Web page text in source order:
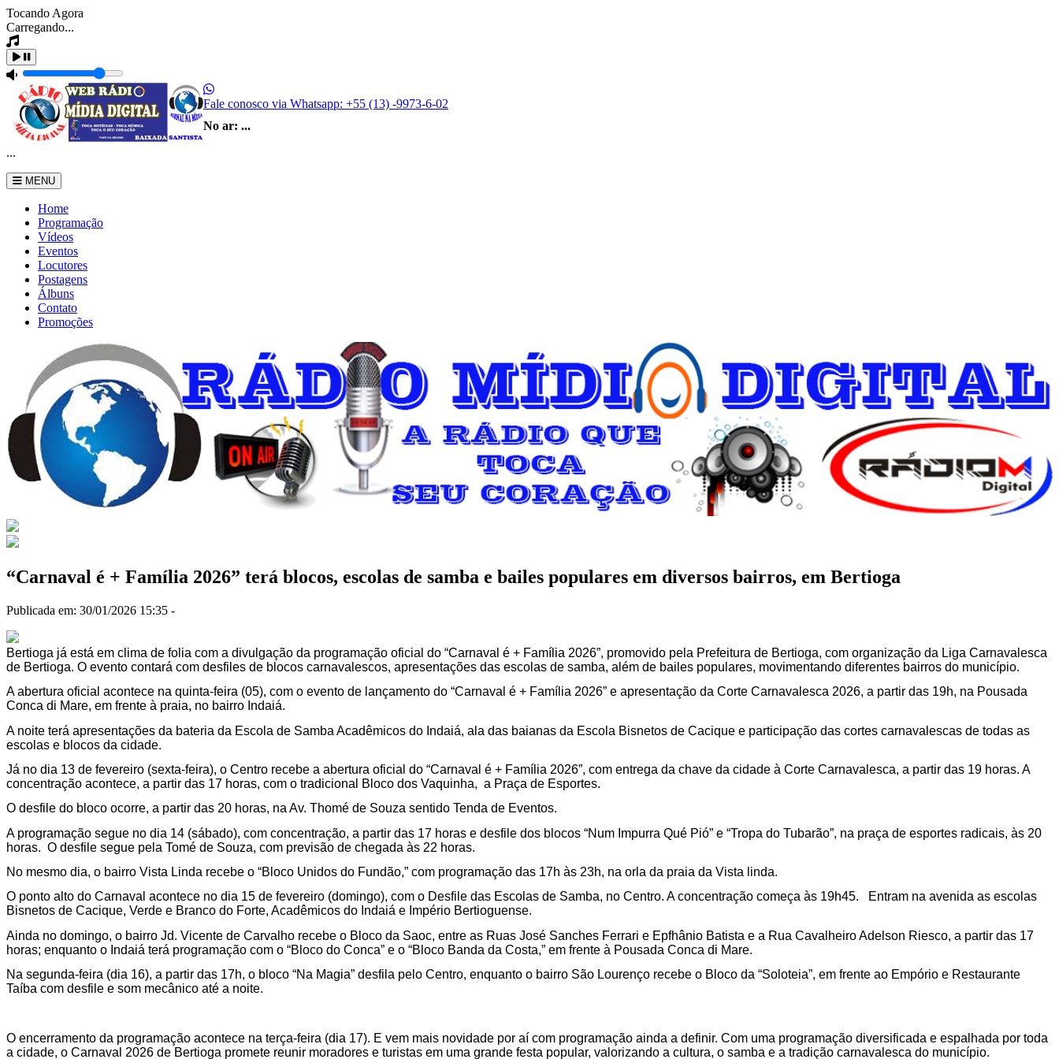
Tocando Agora
Carregando...
Fale conosco via Whatsapp: +55 (13) -9973-6-02
No ar: ...
...
MENU
Home
Programação
Vídeos
Eventos
Locutores
Postagens
Álbuns
Contato
Promoções
“Carnaval é + Família 2026” terá blocos, escolas de samba e bailes populares em diversos bairros, em Bertioga
Publicada em: 30/01/2026 15:35 -
Bertioga já está em clima de folia com a divulgação da programação oficial do “Carnaval é + Família 2026”, promovido pela Prefeitura de Bertioga, com organização da Liga Carnavalesca
de Bertioga. O evento contará com desfiles de blocos carnavalescos, apresentações das escolas de samba, além de bailes populares, movimentando diferentes bairros do município.
A abertura oficial acontece na quinta-feira (05), com o evento de lançamento do “Carnaval é + Família 2026” e apresentação da Corte Carnavalesca 2026, a partir das 19h, na Pousada
Conca di Mare, em frente à praia, no bairro Indaiá.
A noite terá apresentações da bateria da Escola de Samba Acadêmicos do Indaiá, ala das baianas da Escola Bisnetos de Cacique e participação das cortes carnavalescas de todas as
escolas e blocos da cidade.
Já no dia 13 de fevereiro (sexta-feira), o Centro recebe a abertura oficial do “Carnaval é + Família 2026”, com entrega da chave da cidade à Corte Carnavalesca, a partir das 19 horas. A
concentração acontece, a partir das 17 horas, com o tradicional Bloco dos Vaquinha, a Praça de Esportes.
O desfile do bloco ocorre, a partir das 20 horas, na Av. Thomé de Souza sentido Tenda de Eventos.
A programação segue no dia 14 (sábado), com concentração, a partir das 17 horas e desfile dos blocos “Num Impurra Qué Pió” e “Tropa do Tubarão”, na praça de esportes radicais, às 20
horas. O desfile segue pela Tomé de Souza, com previsão de chegada às 22 horas.
No mesmo dia, o bairro Vista Linda recebe o “Bloco Unidos do Fundão,” com programação das 17h às 23h, na orla da praia da Vista linda.
O ponto alto do Carnaval acontece no dia 15 de fevereiro (domingo), com o Desfile das Escolas de Samba, no Centro. A concentração começa às 19h45. Entram na avenida as escolas
Bisnetos de Cacique, Verde e Branco do Forte, Acadêmicos do Indaiá e Império Bertioguense.
Ainda no domingo, o bairro Jd. Vicente de Carvalho recebe o Bloco da Saoc, entre as Ruas José Sanches Ferrari e Epfhânio Batista e a Rua Cavalheiro Adelson Riesco, a partir das 17
horas; enquanto o Indaiá terá programação com o “Bloco do Conca” e o “Bloco Banda da Costa,” em frente à Pousada Conca di Mare.
Na segunda-feira (dia 16), a partir das 17h, o bloco “Na Magia” desfila pelo Centro, enquanto o bairro São Lourenço recebe o Bloco da “Soloteia”, em frente ao Empório e Restaurante
Taíba com desfile e som mecânico até a noite.
O encerramento da programação acontece na terça-feira (dia 17). E vem mais novidade por aí com programação ainda a definir. Com uma programação diversificada e espalhada por toda
a cidade, o Carnaval 2026 de Bertioga promete reunir moradores e turistas em uma grande festa popular, valorizando a cultura, o samba e a tradição carnavalesca do município.